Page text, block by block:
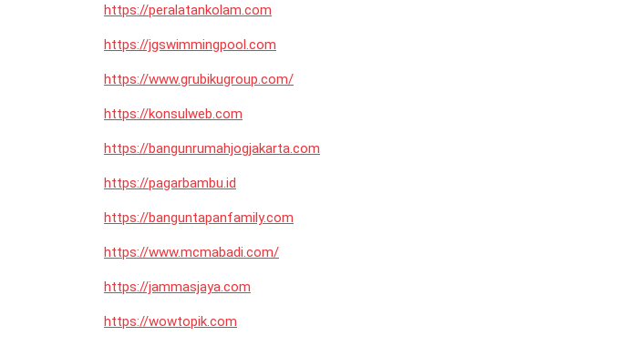
https://peralatankolam.com
https://jgswimmingpool.com
https://www.grubikugroup.com/
https://konsulweb.com
https://bangunrumahjogjakarta.com
https://pagarbambu.id
https://banguntapanfamily.com
https://www.mcmabadi.com/
https://jammasjaya.com
https://wowtopik.com